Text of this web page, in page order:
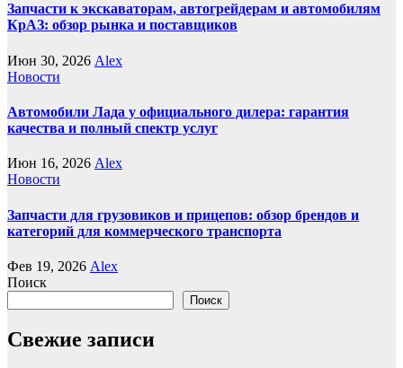
Запчасти к экскаваторам, автогрейдерам и автомобилям
КрАЗ: обзор рынка и поставщиков
Июн 30, 2026 Alex
Новости
Автомобили Лада у официального дилера: гарантия
качества и полный спектр услуг
Июн 16, 2026 Alex
Новости
Запчасти для грузовиков и прицепов: обзор брендов и
категорий для коммерческого транспорта
Фев 19, 2026 Alex
Поиск
Поиск
Свежие записи